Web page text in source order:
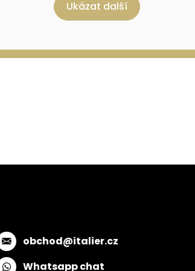
Ukázat další
obchod@italier.cz
Whatsapp chat